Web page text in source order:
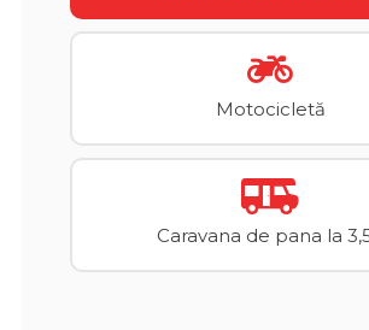
Motocicletă
Caravana de pana la